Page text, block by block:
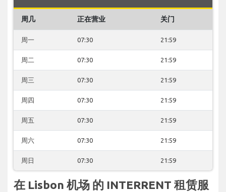
周几 正在营业 关门
周一 07:30 21:59
周二 07:30 21:59
周三 07:30 21:59
周四 07:30 21:59
周五 07:30 21:59
周六 07:30 21:59
周日 07:30 21:59
在 Lisbon 机场 的 INTERRENT 租赁服